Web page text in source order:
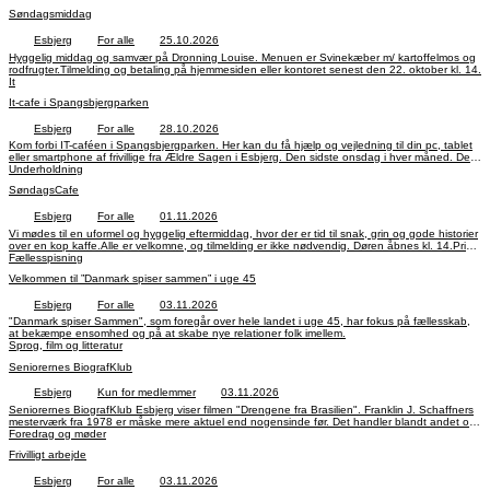
Søndagsmiddag
Esbjerg For alle
25.10.2026
Hyggelig middag og samvær på Dronning Louise. Menuen er Svinekæber m/ kartoffelmos og
rodfrugter.Tilmelding og betaling på hjemmesiden eller kontoret senest den 22. oktober kl. 14.
It
It-cafe i Spangsbjergparken
Esbjerg For alle
28.10.2026
Kom forbi IT-caféen i Spangsbjergparken. Her kan du få hjælp og vejledning til din pc, tablet
eller smartphone af frivillige fra Ældre Sagen i Esbjerg. Den sidste onsdag i hver måned. Det
er gratis og tilmelding ikke nødvendig.
Underholdning
SøndagsCafe
Esbjerg For alle
01.11.2026
Vi mødes til en uformel og hyggelig eftermiddag, hvor der er tid til snak, grin og gode historier
over en kop kaffe.Alle er velkomne, og tilmelding er ikke nødvendig. Døren åbnes kl. 14.Pris:
30 kr. inkl. kaffe og kage.
Fællesspisning
Velkommen til ”Danmark spiser sammen” i uge 45
Esbjerg For alle
03.11.2026
"Danmark spiser Sammen", som foregår over hele landet i uge 45, har fokus på fællesskab,
at bekæmpe ensomhed og på at skabe nye relationer folk imellem.
Sprog, film og litteratur
Seniorernes BiografKlub
Esbjerg Kun for medlemmer
03.11.2026
Seniorernes BiografKlub Esbjerg viser filmen "Drengene fra Brasilien". Franklin J. Schaffners
mesterværk fra 1978 er måske mere aktuel end nogensinde før. Det handler blandt andet om
kloning. Det bliver spændende at sidestille filmen med Jorden anno 2026.
Foredrag og møder
Frivilligt arbejde
Esbjerg For alle
03.11.2026